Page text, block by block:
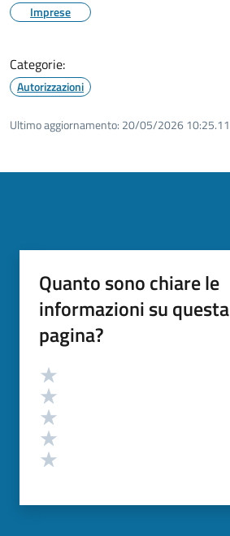
Imprese
Categorie:
Autorizzazioni
Ultimo aggiornamento: 20/05/2026 10:25.11
Quanto sono chiare le
informazioni su questa
pagina?
Valutazione